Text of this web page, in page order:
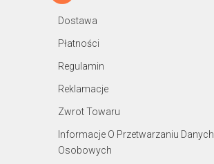
Dostawa
Płatności
Regulamin
Reklamacje
Zwrot Towaru
Informacje O Przetwarzaniu Danych
Osobowych